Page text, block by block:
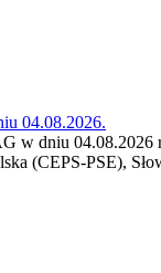
04.08.2026.
dniu
(CEPS-PSE),